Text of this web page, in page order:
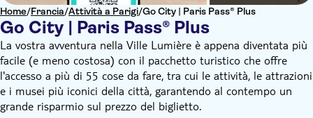
Home/Francia/Attività a Parigi/Go City | Paris Pass® Plus
Go City | Paris Pass® Plus
La vostra avventura nella Ville Lumière è appena diventata più
facile (e meno costosa) con il pacchetto turistico che offre
l'accesso a più di 55 cose da fare, tra cui le attività, le attrazioni
e i musei più iconici della città, garantendo al contempo un
grande risparmio sul prezzo del biglietto.